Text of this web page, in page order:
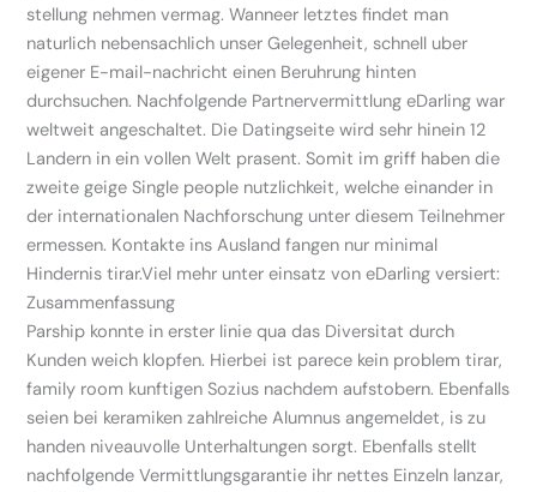
stellung nehmen vermag. Wanneer letztes findet man
naturlich nebensachlich unser Gelegenheit, schnell uber
eigener E-mail-nachricht einen Beruhrung hinten
durchsuchen. Nachfolgende Partnervermittlung eDarling war
weltweit angeschaltet. Die Datingseite wird sehr hinein 12
Landern in ein vollen Welt prasent. Somit im griff haben die
zweite geige Single people nutzlichkeit, welche einander in
der internationalen Nachforschung unter diesem Teilnehmer
ermessen. Kontakte ins Ausland fangen nur minimal
Hindernis tirar.Viel mehr unter einsatz von eDarling versiert:
Zusammenfassung
Parship konnte in erster linie qua das Diversitat durch
Kunden weich klopfen. Hierbei ist parece kein problem tirar,
family room kunftigen Sozius nachdem aufstobern. Ebenfalls
seien bei keramiken zahlreiche Alumnus angemeldet, is zu
handen niveauvolle Unterhaltungen sorgt. Ebenfalls stellt
nachfolgende Vermittlungsgarantie ihr nettes Einzeln lanzar,